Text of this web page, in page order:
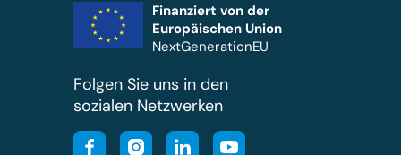
Finanziert von der
Europäischen Union
NextGenerationEU
Folgen Sie uns in den
sozialen Netzwerken